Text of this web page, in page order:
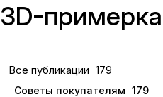
3D-
Все публикации 179
Советы покупателям 179